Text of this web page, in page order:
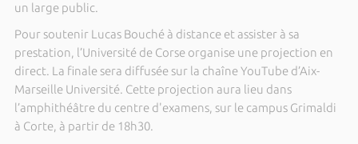
un large public.
Pour soutenir Lucas Bouché à distance et assister à sa
prestation, l’Université de Corse organise une projection en
direct. La finale sera diffusée sur la chaîne YouTube d’Aix-
Marseille Université. Cette projection aura lieu dans
l’amphithéâtre du centre d'examens, sur le campus Grimaldi
à Corte, à partir de 18h30.